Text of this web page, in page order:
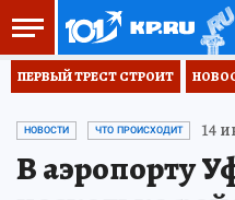
ПЕРВЫЙ ТРЕСТ СТРОИТ
НОВОСТИ ЧТО ПРОИСХОДИТ 14
В аэропорту